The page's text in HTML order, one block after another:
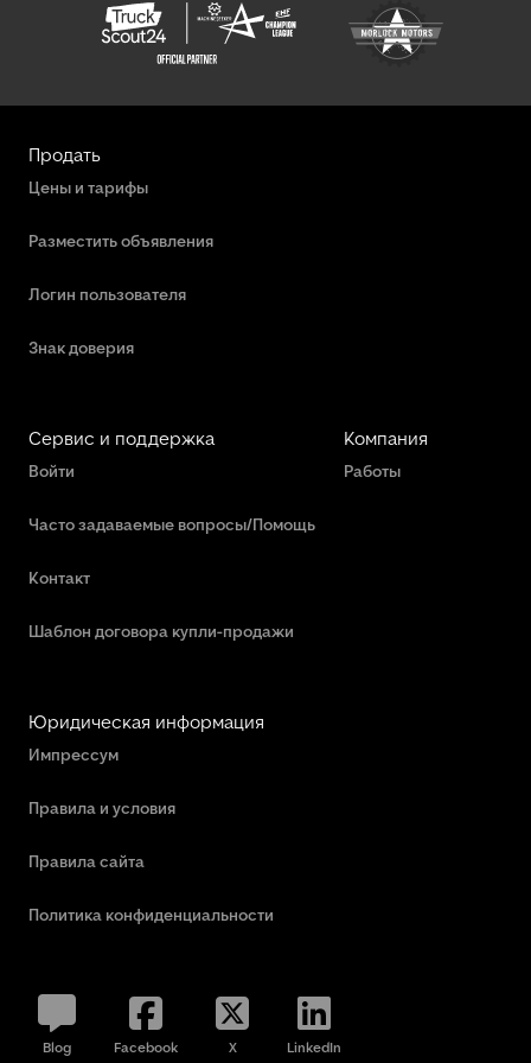
Продать
Цены и тарифы
Разместить объявления
Логин пользователя
Знак доверия
Сервис и поддержка
Войти
Часто задаваемые вопросы/Помощь
Контакт
Шаблон договора купли-продажи
Компания
Работы
Юридическая информация
Импрессум
Правила и условия
Правила сайта
Политика конфиденциальности
Blog Facebook X LinkedIn